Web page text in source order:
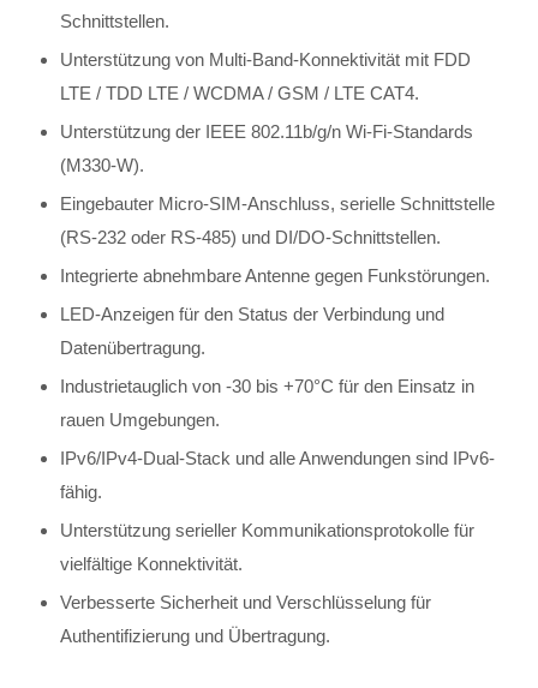
Schnittstellen.
Unterstützung von Multi-Band-Konnektivität mit FDD
LTE / TDD LTE / WCDMA / GSM / LTE CAT4.
Unterstützung der IEEE 802.11b/g/n Wi-Fi-Standards
(M330-W).
Eingebauter Micro-SIM-Anschluss, serielle Schnittstelle
(RS-232 oder RS-485) und DI/DO-Schnittstellen.
Integrierte abnehmbare Antenne gegen Funkstörungen.
LED-Anzeigen für den Status der Verbindung und
Datenübertragung.
Industrietauglich von -30 bis +70°C für den Einsatz in
rauen Umgebungen.
IPv6/IPv4-Dual-Stack und alle Anwendungen sind IPv6-
fähig.
Unterstützung serieller Kommunikationsprotokolle für
vielfältige Konnektivität.
Verbesserte Sicherheit und Verschlüsselung für
Authentifizierung und Übertragung.